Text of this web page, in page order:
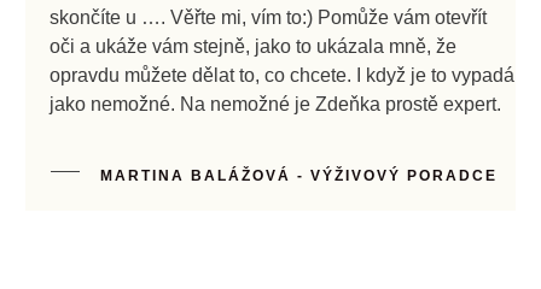
skončíte u …. Věřte mi, vím to:) Pomůže vám otevřít
oči a ukáže vám stejně, jako to ukázala mně, že
opravdu můžete dělat to, co chcete. I když je to vypadá
jako nemožné. Na nemožné je Zdeňka prostě expert.
MARTINA BALÁŽOVÁ - VÝŽIVOVÝ PORADCE